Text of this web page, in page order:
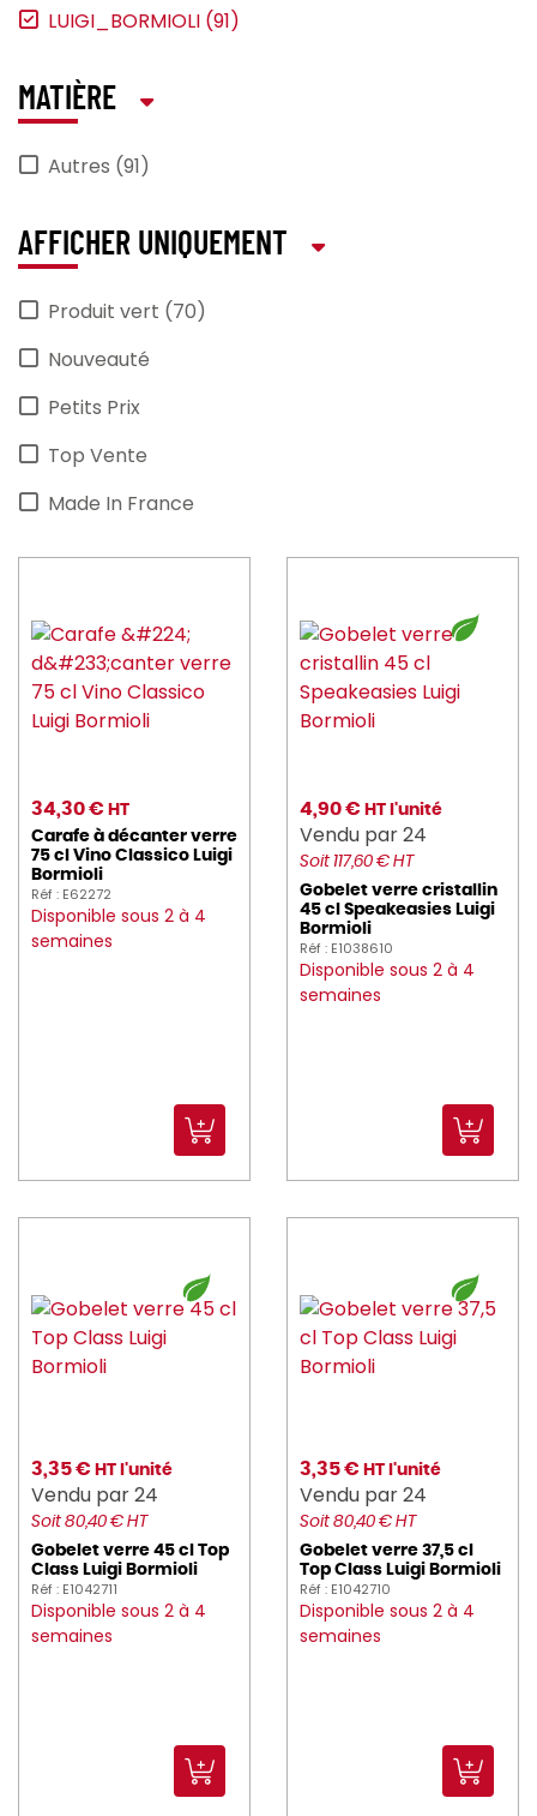
LUIGI_BORMIOLI (91)
MATIÈRE
Autres (91)
AFFICHER UNIQUEMENT
Produit vert (70)
Nouveauté
Petits Prix
Top Vente
Made In France
34,30 € HT
Carafe à décanter verre
75 cl Vino Classico Luigi
Bormioli
Réf : E62272
Disponible sous 2 à 4
semaines
4,90 € HT l'unité
Vendu par 24
Soit 117,60 € HT
Gobelet verre cristallin
45 cl Speakeasies Luigi
Bormioli
Réf : E1038610
Disponible sous 2 à 4
semaines
3,35 € HT l'unité
Vendu par 24
Soit 80,40 € HT
Gobelet verre 45 cl Top
Class Luigi Bormioli
Réf : E1042711
Disponible sous 2 à 4
semaines
3,35 € HT l'unité
Vendu par 24
Soit 80,40 € HT
Gobelet verre 37,5 cl
Top Class Luigi Bormioli
Réf : E1042710
Disponible sous 2 à 4
semaines